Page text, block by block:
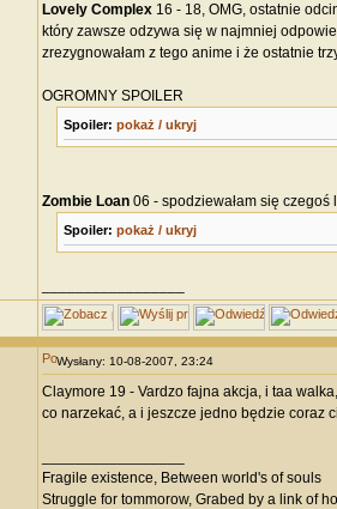
Lovely Complex16 - 18, OMG, ostatnie
który zawsze odzywa się w najmniej
zrezygnowałam z tego anime i że ostatnie
OGROMNY SPOILER
Spoiler: pokaż / ukryj
Zombie Loan06 - spodziewałam się czegoś
Spoiler: pokaż / ukryj
Wysłany: 10-08-2007, 23:24
Claymore 19 - Vardzo fajna akcja, i taa
co narzekać, a i jeszcze jedno będzie coraz
Fragile existence, Between world's of souls
Struggle for tommorow, Grabed by a link of